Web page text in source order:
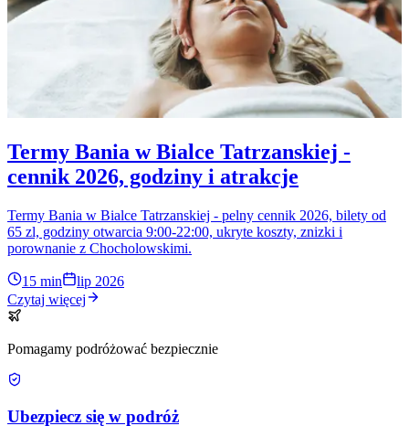
Termy Bania w Bialce Tatrzanskiej -
cennik 2026, godziny i atrakcje
Termy Bania w Bialce Tatrzanskiej - pelny cennik 2026, bilety od
65 zl, godziny otwarcia 9:00-22:00, ukryte koszty, znizki i
porownanie z Chocholowskimi.
15 min
lip 2026
Czytaj więcej
Pomagamy podróżować bezpiecznie
Ubezpiecz się w podróż